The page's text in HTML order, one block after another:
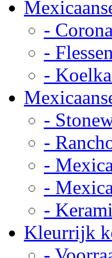
-
-
-
-
-
-
-
-
Kleurrijk